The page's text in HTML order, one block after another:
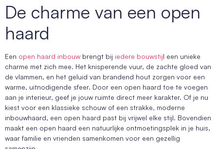
De charme van een open
haard
Een open haard inbouw brengt bij iedere bouwstijl een unieke
charme met zich mee. Het knisperende vuur, de zachte gloed van
de vlammen, en het geluid van brandend hout zorgen voor een
warme, uitnodigende sfeer. Door een open haard toe te voegen
aan je interieur, geef je jouw ruimte direct meer karakter. Of je nu
kiest voor een klassieke schouw of een strakke, moderne
inbouwhaard, een open haard past bij vrijwel elke stijl. Bovendien
maakt een open haard een natuurlijke ontmoetingsplek in je huis,
waar familie en vrienden samenkomen voor een gezellig